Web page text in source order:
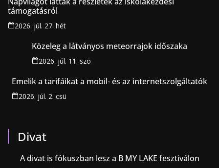
támogatásról
2026. júl. 27. hét
Közeleg a látványos meteorrajok időszaka
2026. júl. 11. szo
Emelik a tarifáikat a mobil- és az internetszolgáltatók
2026. júl. 2. csü
Divat
A divat is fókuszban lesz a B MY LAKE fesztiválon